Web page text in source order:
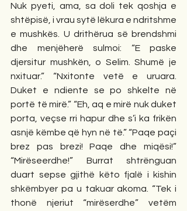
Nuk pyeti, ama, sa doli tek qoshja e
shtëpisë, i vrau sytë lëkura e ndritshme
e mushkës. U drithërua së brendshmi
dhe menjëherë sulmoi: “E paske
djersitur mushkën, o Selim. Shumë je
nxituar.” “Nxitonte vetë e uruara.
Duket e ndiente se po shkelte në
portë të mirë.” “Eh, aq e mirë nuk duket
porta, veçse rri hapur dhe s’i ka frikën
asnjë këmbe që hyn në të.” “Paqe paçi
brez pas brezi! Paqe dhe miqësi!”
“Mirëseerdhe!” Burrat shtrënguan
duart sepse gjithë këto fjalë i kishin
shkëmbyer pa u takuar akoma. “Tek i
thonë njeriut “mirëserdhe” vetëm